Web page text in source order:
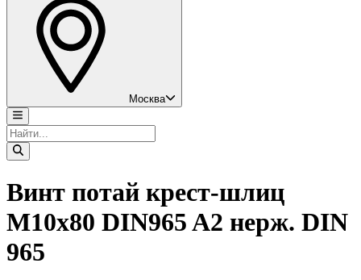
Москва
Винт потай крест-шлиц
М10х80 DIN965 A2 нерж. DIN
965